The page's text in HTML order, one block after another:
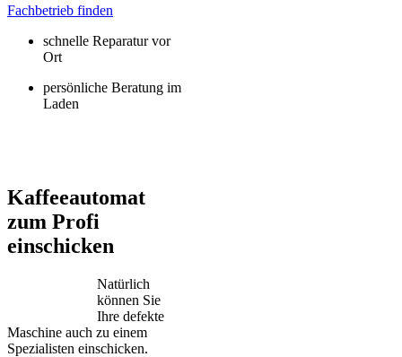
Fachbetrieb finden
schnelle Reparatur vor
Ort
persönliche Beratung im
Laden
Kaffeeautomat
zum Profi
einschicken
Natürlich
können Sie
Ihre defekte
Maschine auch zu einem
Spezialisten einschicken.